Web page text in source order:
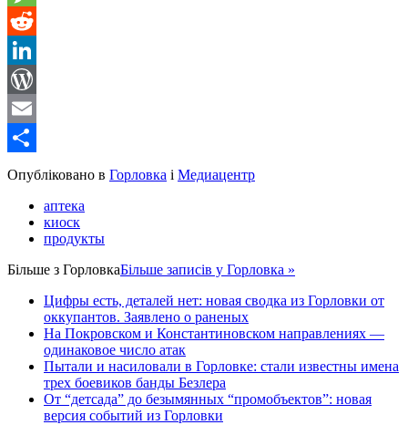
Message
Reddit
LinkedIn
WordPress
Email
Share
Опубліковано в Горловка і Медиацентр
аптека
киоск
продукты
Більше з ГорловкаБільше записів у Горловка »
Цифры есть, деталей нет: новая сводка из Горловки от
оккупантов. Заявлено о раненых
На Покровском и Константиновском направлениях —
одинаковое число атак
Пытали и насиловали в Горловке: стали известны имена
трех боевиков банды Безлера
От “детсада” до безымянных “промобъектов”: новая
версия событий из Горловки